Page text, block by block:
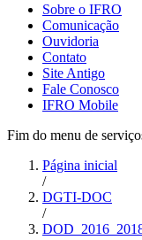
Sobre o IFRO
Comunicação
Ouvidoria
Contato
Site Antigo
Fale Conosco
IFRO Mobile
Fim do menu de
Página inicial
/
DGTI-DOC
/